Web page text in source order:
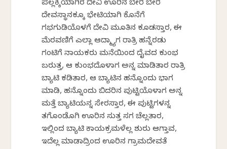
ಪಲ್ಲಕ್ಕಿಯಾಗಿರ ದೇವಿ ಊರಿನ ಬೇರೆ ಬೇರೆ
ದೇವಸ್ಥಾನಕ್ಕೂ ಭೇಟಿಯಾಗಿ ಕೊನೆಗೆ
ಗರ್ಭಗುಡಿಯೊಳಗೆ ದೇವಿ ಮೂರ್ತಿನ ಕೂಡಸ್ತಾರ, ಈ
ಮೆರವಣಿಗೆ ಎಲ್ಲಾ ಆದ್ಮ್ಯಾಗ ರಾತ್ರಿ ಹನ್ನೆರಡು
ಗಂಟಿಗೆ ನಾಯಕರು ಮನೆಯಿಂದ ದೈವದ ಕುಂಭ
ಬರುತ್ತ, ಆ ಕುಂಭದೊಳಾಗ ಅನ್ನ ಮಾಡಿರ್ತಾರ ರಾತ್ರಿ
ಬ್ಯಾಟಿ ಕಡಿತಾರ, ಆ ಬ್ಯಾಟಿನ ಹನ್ನೊಂದು ಭಾಗ
ಮಾಡಿ, ಹನ್ನೊಂದು ಬಿದರಿನ ಪುಟ್ಟಿಯೊಳಾಗ ಅನ್ನ
ಮತ್ತೆ ಬ್ಯಾಟಿಯನ್ನ ಸೇರಸ್ತಾರ, ಈ ಪುಟ್ಟಿಗಳನ್ನ
ತಗೊಂಡೊಗಿ ಊರಿನ ಸುತ್ತ ಸರ್ಗ ಚೆಲ್ಲತಾರ,
ಇಲ್ಲಿಂದ ಬ್ಯಾಟಿ ಕಾರ್ಯಕ್ರಮಳೆಲ್ಲ ಶುರು ಆಗ್ತಾವ,
ಇದೆಲ್ಲ ಮಾಡಾದ್ರಿಂದ ಊರಿನ ಗ್ರಾಮದೇವತೆ